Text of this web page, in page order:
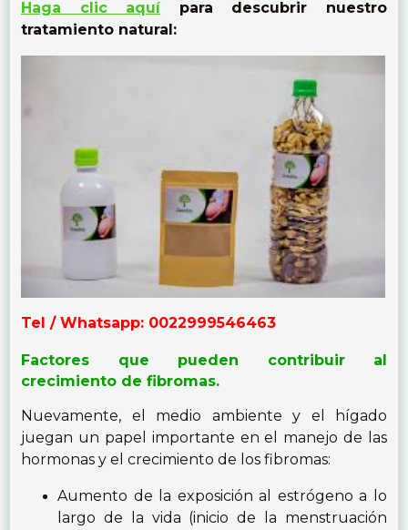
Haga clic aquípara descubrir nuestro
tratamiento natural:
Tel / Whatsapp: 0022999546463
Factores que pueden contribuir al
crecimiento de fibromas.
Nuevamente, el medio ambiente y el hígado
juegan un papel importante en el manejo de las
hormonas y el crecimiento de los fibromas:
Aumento de la exposición al estrógeno a lo
largo de la vida (inicio de la menstruación